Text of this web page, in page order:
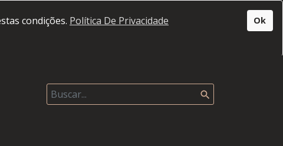
condições. Política De Privacidade Ok